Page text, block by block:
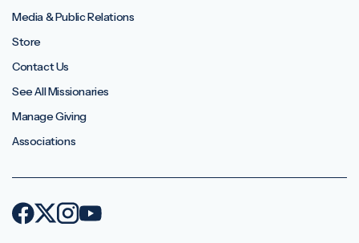
Media & Public Relations
Store
Contact Us
See All Missionaries
Manage Giving
Associations